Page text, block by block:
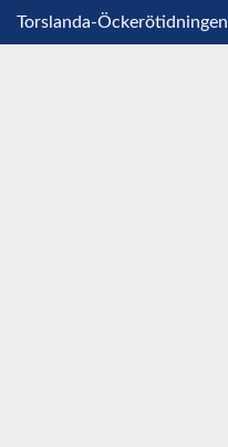
Torslanda-Öckerötidningen